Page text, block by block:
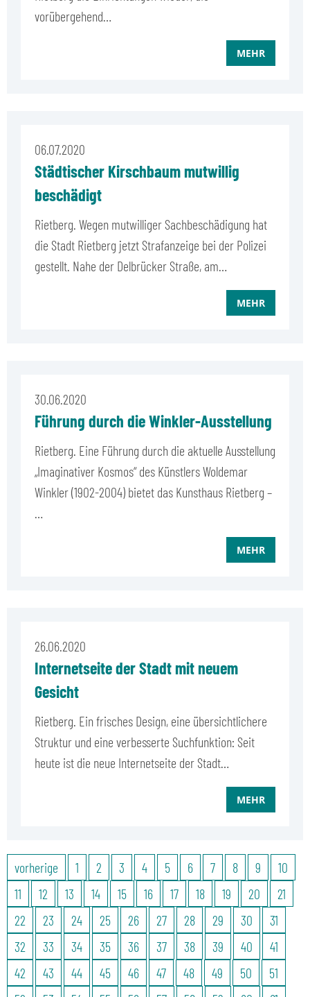
vorübergehend…
MEHR
06.07.2020
Städtischer Kirschbaum mutwillig
beschädigt
Rietberg. Wegen mutwilliger Sachbeschädigung hat
die Stadt Rietberg jetzt Strafanzeige bei der Polizei
gestellt. Nahe der Delbrücker Straße, am…
MEHR
30.06.2020
Führung durch die Winkler-Ausstellung
Rietberg. Eine Führung durch die aktuelle Ausstellung
„Imaginativer Kosmos“ des Künstlers Woldemar
Winkler (1902-2004) bietet das Kunsthaus Rietberg –
…
MEHR
26.06.2020
Internetseite der Stadt mit neuem
Gesicht
Rietberg. Ein frisches Design, eine übersichtlichere
Struktur und eine verbesserte Suchfunktion: Seit
heute ist die neue Internetseite der Stadt…
MEHR
vorherige 1 2 3 4 5 6 7 8 9
10
11
12 13 14 15 16 17 18 19 20
21
22
23 24 25 26 27 28 29 30
31
32
33 34 35 36 37 38 39 40
41
42
43 44 45 46 47 48 49 50
51